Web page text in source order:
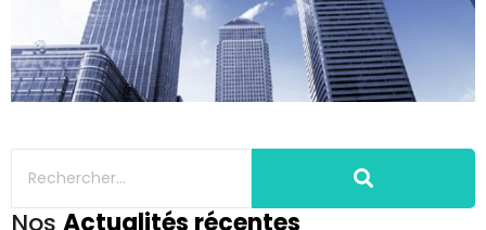
Nos Actualités récentes